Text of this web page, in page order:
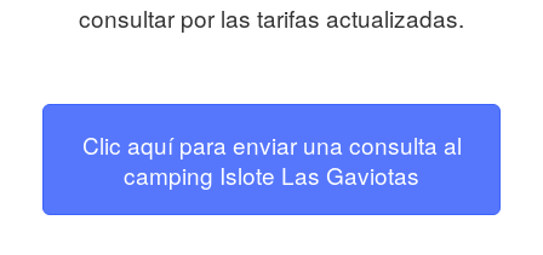
consultar por las tarifas actualizadas.
Clic aquí para enviar una consulta al
camping Islote Las Gaviotas